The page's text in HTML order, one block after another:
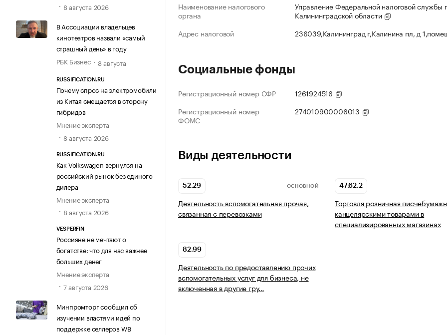
8 августа 2026
В Ассоциации владельцев
кинотеатров назвали «самый
страшный день» в году
РБК Бизнес
8 августа
RUSSIFICATION.RU
Почему спрос на электромобили
из Китая смещается в сторону
гибридов
Мнение эксперта
8 августа 2026
RUSSIFICATION.RU
Как Volkswagen вернулся на
российский рынок без единого
дилера
Мнение эксперта
8 августа 2026
VESPERFIN
Россияне не мечтают о
богатстве: что для нас важнее
больших денег
Мнение эксперта
7 августа 2026
Минпромторг сообщил об
изучении властями идей по
поддержке селлеров WB
Наименование налогового
органа
Управление Федеральной налоговой службы
Калининградской области
Адрес налоговой
236039,Калининград г,Калинина пл, д
Социальные фонды
Регистрационный номер СФР
1261924516
Регистрационный номер
ФОМС
274010900006013
Виды деятельности
52.29 ОСНОВНОЙ
Деятельность вспомогательная прочая,
связанная с перевозками
47.62.2
Торговля розничная
канцелярскими товарами в
специализированных магазинах
82.99
Деятельность по предоставлению прочих
вспомогательных услуг для бизнеса, не
включенная в другие гру…